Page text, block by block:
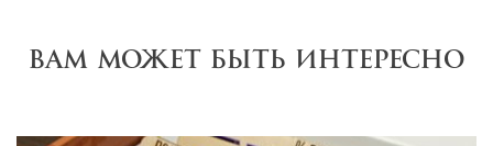
Вам может быть интересно